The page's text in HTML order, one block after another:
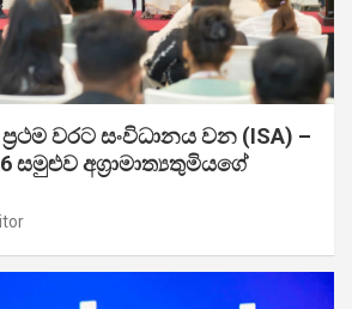
වරට සංවිධානය වන (ISA) –
සමුළුව අග්‍රාමාත්‍යතුමියගේ